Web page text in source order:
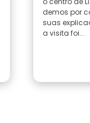
demos por
suas
a visita foi...